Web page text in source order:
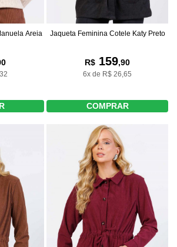
Areia Jaqueta Feminina Cotele Katy Preto
R$ 159,90
6x de R$ 26,65
COMPRAR